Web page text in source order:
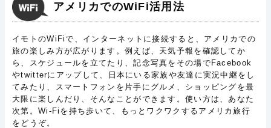
アメリカでのWiFi活用法
イモトのWiFiで、インターネットに接続すると、アメリカでの
旅の楽しみ方が広がります。例えば、天気予報を確認してか
ら、スケジュールを立てたり、記念写真をその場でFacebook
やtwitterにアップして、日本にいる家族や友達に実況中継をし
てみたり、スマートフォンを片手にグルメ、ショッピングを最
大限に楽しんだり、そんなことができます。使い方は、あなた
次第。Wi-Fiを持ち歩いて、もっとワクワクするアメリカ旅行
をどうぞ。